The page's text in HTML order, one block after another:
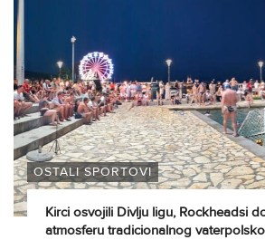
OSTALI SPORTOVI
Kirci osvojili Divlju ligu, Rockheadsi
atmosferu tradicionalnog